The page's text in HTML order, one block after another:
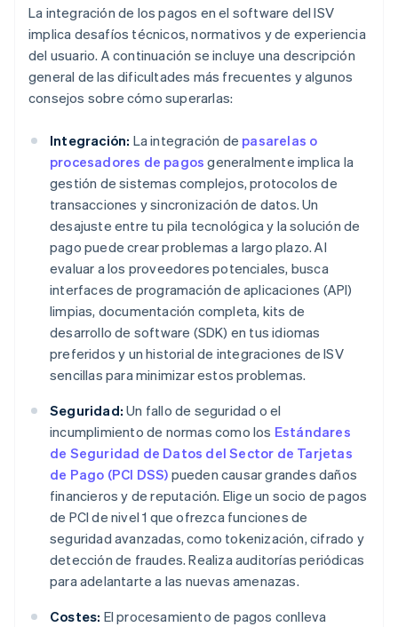
La integración de los pagos en el software del ISV
implica desafíos técnicos, normativos y de experiencia
del usuario. A continuación se incluye una descripción
general de las dificultades más frecuentes y algunos
consejos sobre cómo superarlas:
Integración: La integración de pasarelas o
procesadores de pagos generalmente implica la
gestión de sistemas complejos, protocolos de
transacciones y sincronización de datos. Un
desajuste entre tu pila tecnológica y la solución de
pago puede crear problemas a largo plazo. Al
evaluar a los proveedores potenciales, busca
interfaces de programación de aplicaciones (API)
limpias, documentación completa, kits de
desarrollo de software (SDK) en tus idiomas
preferidos y un historial de integraciones de ISV
sencillas para minimizar estos problemas.
Seguridad: Un fallo de seguridad o el
incumplimiento de normas como los Estándares
de Seguridad de Datos del Sector de Tarjetas
de Pago (PCI DSS) pueden causar grandes daños
financieros y de reputación. Elige un socio de pagos
de PCI de nivel 1 que ofrezca funciones de
seguridad avanzadas, como tokenización, cifrado y
detección de fraudes. Realiza auditorías periódicas
para adelantarte a las nuevas amenazas.
Costes: El procesamiento de pagos conlleva